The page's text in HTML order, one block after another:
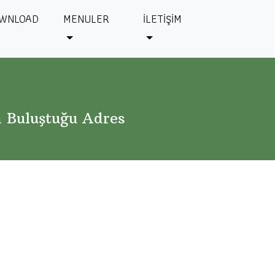
MENULER İLETİŞİM
Adres